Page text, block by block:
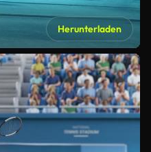
Herunterladen